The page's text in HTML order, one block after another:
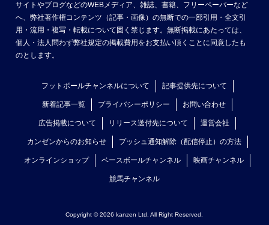
サイトやブログなどのWEBメディア、雑誌、書籍、フリーペーパーなど
へ、弊社著作権コンテンツ（記事・画像）の無断での一部引用・全文引
用・流用・複写・転載について固く禁じます。無断掲載にあたっては、
個人・法人問わず弊社規定の掲載費用をお支払い頂くことに同意したも
のとします。
フットボールチャンネルについて 記事提供先について
新着記事一覧 プライバシーポリシー お問い合わせ
広告掲載について リリース送付先について 運営会社
カンゼンからのお知らせ プッシュ通知解除（配信停止）の方法
オンラインショップ ベースボールチャンネル 映画チャンネル
競馬チャンネル
Copyright © 2026 kanzen Ltd. All Right Reserved.